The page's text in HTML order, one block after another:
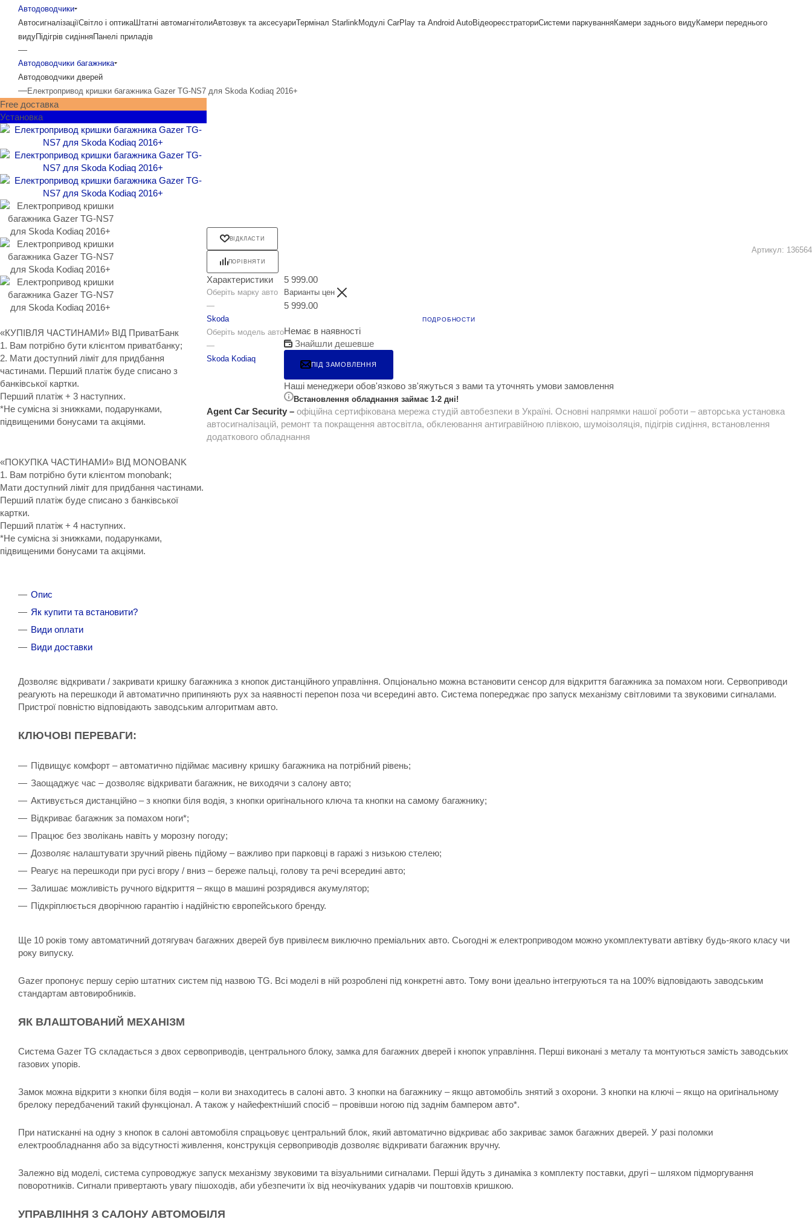
Автодоводчики
АвтосигналізаціїСвітло і оптикаШтатні автомагнітолиАвтозвук та аксесуариТермінал StarlinkМодулі CarPlay та Android AutoВідеореєстраториСистеми паркуванняКамери заднього видуКамери переднього
видуПідігрів сидінняПанелі приладів
—
Автодоводчики багажника
Автодоводчики дверей
—Електропривод кришки багажника Gazer TG-NS7 для Skoda Kodiaq 2016+
Free доставка
Установка
«КУПІВЛЯ ЧАСТИНАМИ» ВІД ПриватБанк
1. Вам потрібно бути клієнтом приватбанку;
2. Мати доступний ліміт для придбання
частинами. Перший платіж буде списано з
банківської картки.
Перший платіж + 3 наступних.
*Не сумісна зі знижками, подарунками,
підвищеними бонусами та акціями.
«ПОКУПКА ЧАСТИНАМИ» ВІД MONOBANK
1. Вам потрібно бути клієнтом monobank;
Мати доступний ліміт для придбання частинами.
Перший платіж буде списано з банківської
картки.
Перший платіж + 4 наступних.
*Не сумісна зі знижками, подарунками,
підвищеними бонусами та акціями.
ВІДКЛАСТИ
ПОРІВНЯТИ
Артикул: 136564
Характеристики
Оберіть марку авто
—
Skoda
Оберіть модель авто
—
Skoda Kodiaq
5 999.00
Варианты цен
5 999.00
ПОДРОБНОСТИ
Немає в наявності
Знайшли дешевше
ПІД ЗАМОВЛЕННЯ
Наші менеджери обов'язково зв'яжуться з вами та уточнять умови замовлення
Встановлення обладнання займає 1-2 дні!
Agent Car Security – офіційна сертифікована мережа студій автобезпеки в Україні. Основні напрямки нашої роботи – авторська установка
автосигналізацій, ремонт та покращення автосвітла, обклеювання антигравійною плівкою, шумоізоляція, підігрів сидіння, встановлення
додаткового обладнання
Опис
Як купити та встановити?
Види оплати
Види доставки
Дозволяє відкривати / закривати кришку багажника з кнопок дистанційного управління. Опціонально можна встановити сенсор для відкриття багажника за помахом ноги. Сервоприводи
реагують на перешкоди й автоматично припиняють рух за наявності перепон поза чи всередині авто. Система попереджає про запуск механізму світловими та звуковими сигналами.
Пристрої повністю відповідають заводським алгоритмам авто.
КЛЮЧОВІ ПЕРЕВАГИ:
Підвищує комфорт – автоматично підіймає масивну кришку багажника на потрібний рівень;
Заощаджує час – дозволяє відкривати багажник, не виходячи з салону авто;
Активується дистанційно – з кнопки біля водія, з кнопки оригінального ключа та кнопки на самому багажнику;
Відкриває багажник за помахом ноги*;
Працює без зволікань навіть у морозну погоду;
Дозволяє налаштувати зручний рівень підйому – важливо при парковці в гаражі з низькою стелею;
Реагує на перешкоди при русі вгору / вниз – береже пальці, голову та речі всередині авто;
Залишає можливість ручного відкриття – якщо в машині розрядився акумулятор;
Підкріплюється дворічною гарантію і надійністю європейського бренду.
Ще 10 років тому автоматичний дотягувач багажних дверей був привілеєм виключно преміальних авто. Сьогодні ж електроприводом можно укомплектувати автівку будь-якого класу чи
року випуску.
Gazer пропонує першу серію штатних систем під назвою TG. Всі моделі в ній розроблені під конкретні авто. Тому вони ідеально інтегруються та на 100% відповідають заводським
стандартам автовиробників.
ЯК ВЛАШТОВАНИЙ МЕХАНІЗМ
Система Gazer TG складається з двох сервоприводів, центрального блоку, замка для багажних дверей і кнопок управління. Перші виконані з металу та монтуються замість заводських
газових упорів.
Замок можна відкрити з кнопки біля водія – коли ви знаходитесь в салоні авто. З кнопки на багажнику – якщо автомобіль знятий з охорони. З кнопки на ключі – якщо на оригінальному
брелоку передбачений такий функціонал. А також у найефектніший спосіб – провівши ногою під заднім бампером авто*.
При натисканні на одну з кнопок в салоні автомобіля спрацьовує центральний блок, який автоматично відкриває або закриває замок багажних дверей. У разі поломки
електрообладнання або за відсутності живлення, конструкція сервоприводів дозволяє відкривати багажник вручну.
Залежно від моделі, система супроводжує запуск механізму звуковими та візуальними сигналами. Перші йдуть з динаміка з комплекту поставки, другі – шляхом підморгування
поворотників. Сигнали привертають увагу пішоходів, аби убезпечити їх від неочікуваних ударів чи поштовхів кришкою.
УПРАВЛІННЯ З САЛОНУ АВТОМОБІЛЯ